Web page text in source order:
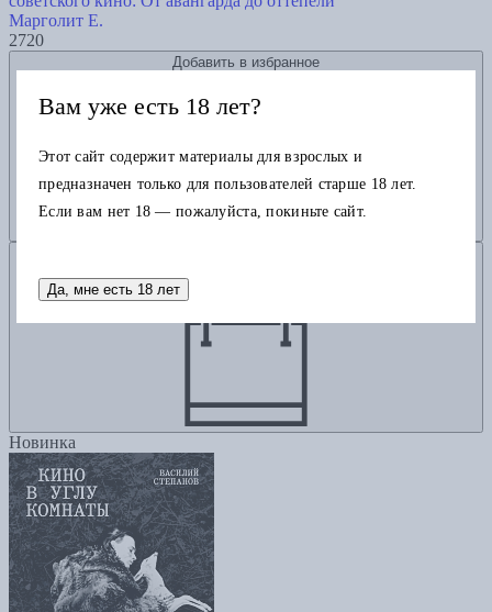
Марголит Е.
2720
Добавить в избранное
Новинка
Вам уже есть 18 лет?
Этот сайт содержит материалы для взрослых и
предназначен только для пользователей старше 18 лет.
Если вам нет 18 — пожалуйста, покиньте сайт.
Да, мне есть 18 лет